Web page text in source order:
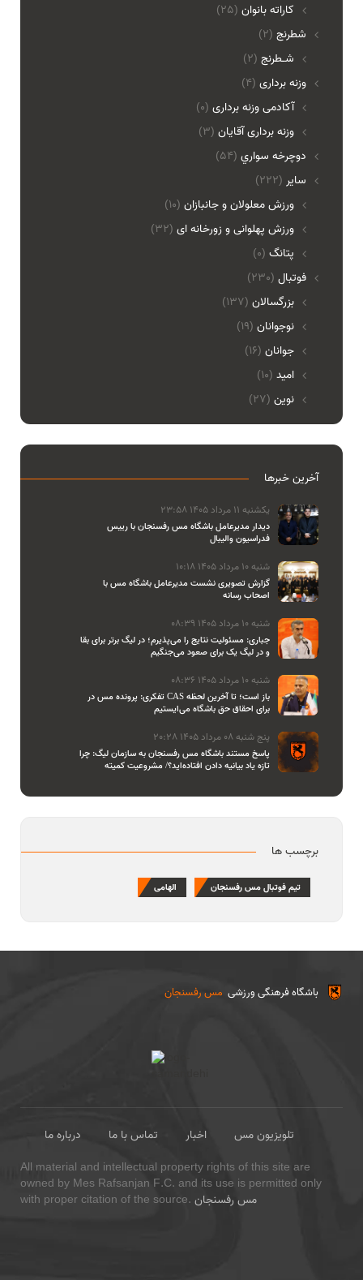
کاراته بانوان (25)
(2) شطرنج
شـطرنج (2)
(4) وزنه برداری
آکادمی وزنه برداری (0)
وزنه برداری آقایان (3)
(54) دوچرخه سواري
(222) ساير
ورزش معلولان و جانبازان (10)
ورزش پهلوانی و زورخانه ای (32)
پتانگ (0)
(230) فوتبال
بزرگسالان (137)
نوجوانان (19)
جوانان (16)
امید (10)
نوین (27)
آخرین خبرها
یکشنبه 11 مرداد 1405 23:58
دیدار مدیرعامل باشگاه مس رفسنجان با رییس
فدراسیون والیبال
شنبه 10 مرداد 1405 10:18
گزارش تصویری نشست مدیرعامل باشگاه مس با
اصحاب رسانه
شنبه 10 مرداد 1405 08:39
جباری: مسئولیت نتایج را می‌پذیرم؛ در لیگ برتر برای بقا
و در لیگ یک برای صعود می‌جنگیم
شنبه 10 مرداد 1405 08:36
تفکری: پرونده مس در CAS باز است؛ تا آخرین لحظه
برای احقاق حق باشگاه می‌ایستیم
پنج شنبه 08 مرداد 1405 20:28
پاسخ مستند باشگاه مس رفسنجان به سازمان لیگ: چرا
تازه یاد بیانیه دادن افتاده‌اید؟/ مشروعیت کمیته
برچسب ها
تیم فوتبال مس رفسنجان الهامی
مس رفسنجان باشگاه فرهنگی ورزشی
درباره ما تماس با ما اخبار
تلویزیون مس
All material and intellectual property rights of this site are
owned by Mes Rafsanjan F.C. and its use is permitted only
with proper citation of the source. مس رفسنجان